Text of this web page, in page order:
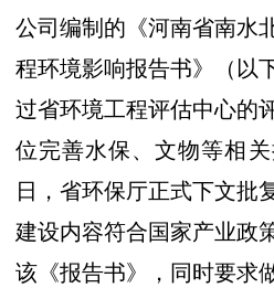
公司编制的《河南省南水
程环境影响报告书》（以
过省环境工程评估中心的
位完善水保、文物等相关
日，省环保厅正式下文批
建设内容符合国家产业政
该《报告书》，同时要求